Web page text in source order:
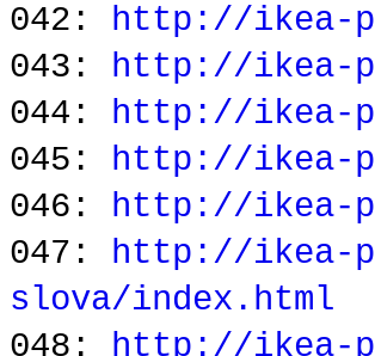
042: http://ikea-
043: http://ikea-
044: http://ikea-
045: http://ikea-
046: http://ikea-
047: http://ikea-
slova/index.html
048:
http://ikea-